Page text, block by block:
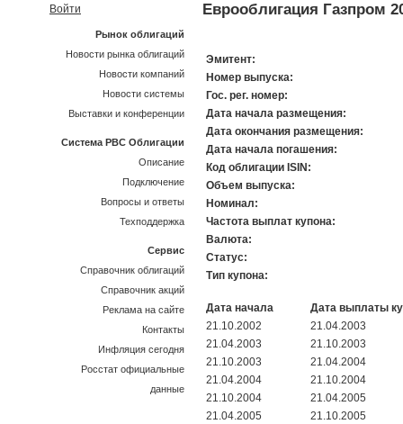
Еврооблигация Газпром
Эмитент:
Номер выпуска:
Гос. рег. номер:
Дата начала размещения:
Дата окончания размещения:
Дата начала погашения:
Код облигации ISIN:
Объем выпуска:
Номинал:
Частота выплат купона:
Валюта:
Статус:
Тип купона:
Дата начала
Дата выплаты
21.10.2002
21.04.2003
21.04.2003
21.10.2003
21.10.2003
21.04.2004
21.04.2004
21.10.2004
21.10.2004
21.04.2005
21.04.2005
21.10.2005
Войти
Рынок облигаций
Новости рынка облигаций
Новости компаний
Новости системы
Выставки и конференции
Система РВС Облигации
Описание
Подключение
Вопросы и ответы
Техподдержка
Сервис
Справочник облигаций
Справочник акций
Реклама на сайте
Контакты
Инфляция сегодня
Росстат официальные
данные